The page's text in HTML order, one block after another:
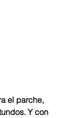
el parche,
Y con